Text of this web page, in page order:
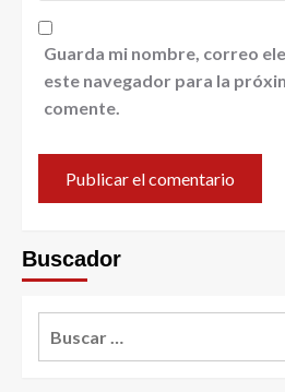
Guarda mi nombre, correo
este navegador para la
comente.
Buscador